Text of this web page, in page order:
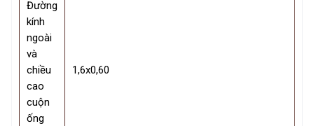
Đường
kính
ngoài
và
chiều
cao
cuộn
ống
1,6x0,60